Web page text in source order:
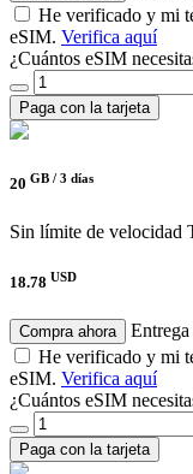
He verificado y mi
eSIM. Verifica aquí
¿Cuántos eSIM
Paga con la tarjeta
20 GB / 3 días
Sin límite de velocidad
18.78 USD
Compra ahora
He verificado y mi
eSIM. Verifica aquí
¿Cuántos eSIM
Paga con la tarjeta